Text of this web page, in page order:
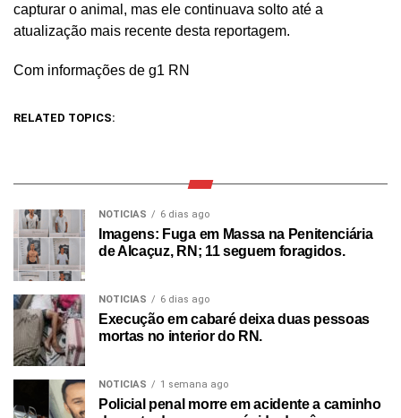
capturar o animal, mas ele continuava solto até a
atualização mais recente desta reportagem.
Com informações de g1 RN
RELATED TOPICS:
NOTICIAS 6 dias ago
Imagens: Fuga em Massa na Penitenciária
de Alcaçuz, RN; 11 seguem foragidos.
NOTICIAS 6 dias ago
Execução em cabaré deixa duas pessoas
mortas no interior do RN.
NOTICIAS 1 semana ago
Policial penal morre em acidente a caminho